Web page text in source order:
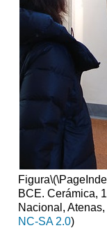
Escultura
en
periodo
arcaico
Sonrisa
Kore
pedimental:
El
templo
Artemisa
Figura
BCE. Cerámica,
Nacional,
NC-SA 2.0)